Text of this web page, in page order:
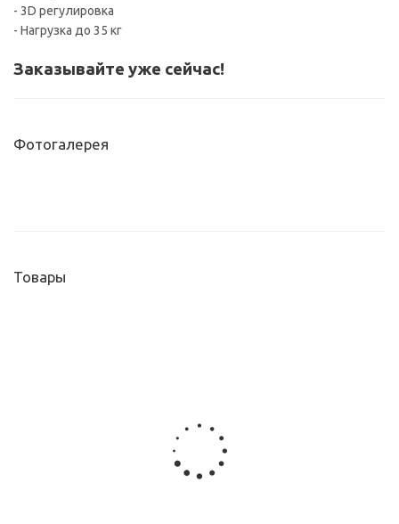
- 3D регулировка
- Нагрузка до 35 кг
Заказывайте уже сейчас!
Фотогалерея
Товары